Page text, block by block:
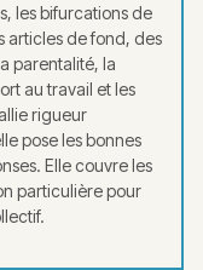
les bifurcations de
articles de fond, des
parentalité, la
au travail et les
rigueur
pose les bonnes
Elle couvre les
particulière pour